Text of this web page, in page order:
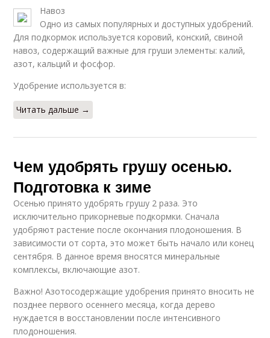
Навоз
Одно из самых популярных и доступных удобрений.
Для подкормок используется коровий, конский, свиной
навоз, содержащий важные для груши элементы: калий,
азот, кальций и фосфор.
Удобрение используется в:
Читать дальше →
Чем удобрять грушу осенью.
Подготовка к зиме
Осенью принято удобрять грушу 2 раза. Это
исключительно прикорневые подкормки. Сначала
удобряют растение после окончания плодоношения. В
зависимости от сорта, это может быть начало или конец
сентября. В данное время вносятся минеральные
комплексы, включающие азот.
Важно! Азотосодержащие удобрения принято вносить не
позднее первого осеннего месяца, когда дерево
нуждается в восстановлении после интенсивного
плодоношения.